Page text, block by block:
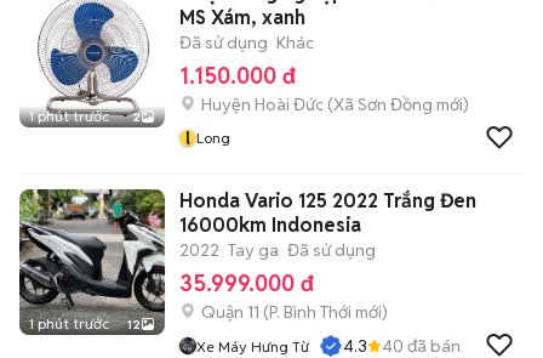
1 phút trước 2
MS Xám, xanh
Đã sử dụng Khác
1.150.000 đ
Huyện Hoài Đức (Xã Sơn Đồng mới)
l Long
1 phút trước 12
Honda Vario 125 2022 Trắng Đen
16000km Indonesia
2022 Tay ga Đã sử dụng
35.999.000 đ
Quận 11 (P. Bình Thới mới)
Xe Máy Hưng Từ 4.3 40 đã bán